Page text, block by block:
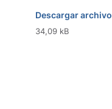
Descargar archivo
34,09 kB